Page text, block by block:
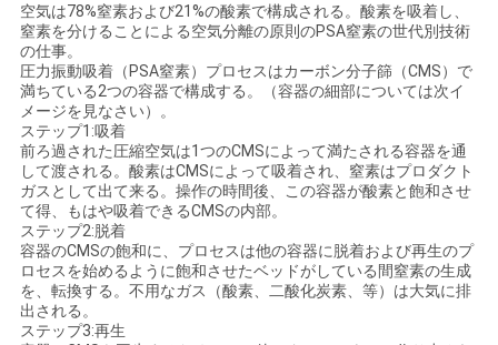
さ
い
NEWS
SITEMAP
プ
ラ
空気は78%窒素および21%の酸素で構成される。酸素を吸着し、
窒素を分けることによる空気分離の原則のPSA窒素の世代別技術
の仕事。
圧力振動吸着（PSA窒素）プロセスはカーボン分子篩（CMS）で
満ちている2つの容器で構成する。（容器の細部については次イ
メージを見なさい）。
ステップ1:吸着
前ろ過された圧縮空気は1つのCMSによって満たされる容器を通
して渡される。酸素はCMSによって吸着され、窒素はプロダクト
ガスとして出て来る。操作の時間後、この容器が酸素と飽和させ
て得、もはや吸着できるCMSの内部。
ステップ2:脱着
容器のCMSの飽和に、プロセスは他の容器に脱着および再生のプ
ロセスを始めるように飽和させたベッドがしている間窒素の生成
を、転換する。不用なガス（酸素、二酸化炭素、等）は大気に排
出される。
ステップ3:再生